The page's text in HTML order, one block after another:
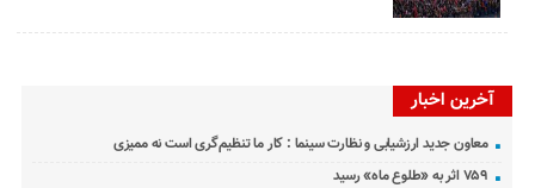
آخرین اخبار
معاون جدید ارزشیابی و نظارت سینما : کار ما تنظیم‌گری است نه ممیزی
۷۵۹ اثر به «طلوع ماه» رسید